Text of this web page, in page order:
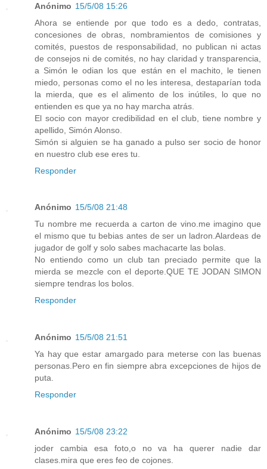
Anónimo 15/5/08 15:26
Ahora se entiende por que todo es a dedo, contratas,
concesiones de obras, nombramientos de comisiones y
comités, puestos de responsabilidad, no publican ni actas
de consejos ni de comités, no hay claridad y transparencia,
a Simón le odian los que están en el machito, le tienen
miedo, personas como el no les interesa, destaparían toda
la mierda, que es el alimento de los inútiles, lo que no
entienden es que ya no hay marcha atrás.
El socio con mayor credibilidad en el club, tiene nombre y
apellido, Simón Alonso.
Simón si alguien se ha ganado a pulso ser socio de honor
en nuestro club ese eres tu.
Responder
Anónimo 15/5/08 21:48
Tu nombre me recuerda a carton de vino.me imagino que
el mismo que tu bebias antes de ser un ladron.Alardeas de
jugador de golf y solo sabes machacarte las bolas.
No entiendo como un club tan preciado permite que la
mierda se mezcle con el deporte.QUE TE JODAN SIMON
siempre tendras los bolos.
Responder
Anónimo 15/5/08 21:51
Ya hay que estar amargado para meterse con las buenas
personas.Pero en fin siempre abra excepciones de hijos de
puta.
Responder
Anónimo 15/5/08 23:22
joder cambia esa foto,o no va ha querer nadie dar
clases.mira que eres feo de cojones.